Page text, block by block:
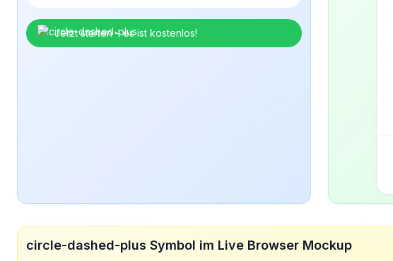
Jetzt starten – es ist kostenlos!
circle-dashed-plus Symbol im Live Browser Mockup